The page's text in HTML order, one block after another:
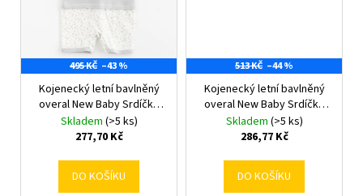
495 KČ –43 %
Kojenecký letní bavlněný
overal New Baby Srdíčka
68 (4-6m)
Skladem (>5 ks)
277,70 Kč
DO KOŠÍKU
513 KČ –44 %
Kojenecký letní bavlněný
overal New Baby Srdíčka
80 (9-12m)
Skladem (>5 ks)
286,77 Kč
DO KOŠÍKU